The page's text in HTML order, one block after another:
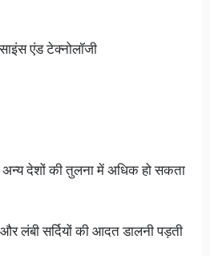
एंड टेक्नोलॉजी
देशों की तुलना में अधिक हो सकता
लंबी सर्दियों की आदत डालनी पड़ती